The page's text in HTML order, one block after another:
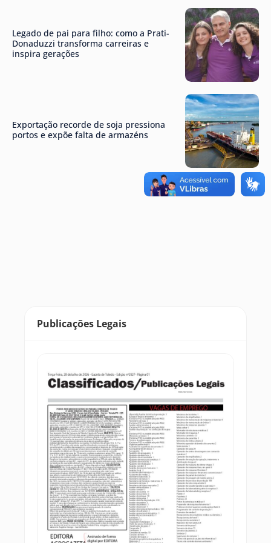
Legado de pai para filho: como a Prati-
Donaduzzi transforma carreiras e
inspira gerações
Exportação recorde de soja pressiona
portos e expõe falta de armazéns
Publicações Legais